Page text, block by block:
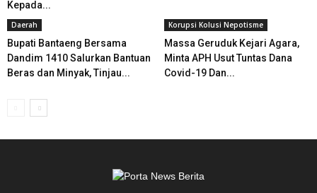
Kepada...
Daerah
Bupati Bantaeng Bersama
Dandim 1410 Salurkan Bantuan
Beras dan Minyak, Tinjau...
Korupsi Kolusi Nepotisme
Massa Geruduk Kejari Agara,
Minta APH Usut Tuntas Dana
Covid-19 Dan...